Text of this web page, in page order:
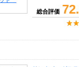
総合評価